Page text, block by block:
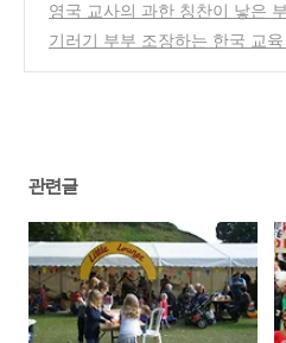
출신?
(28)
영국 교사의 과한 칭찬이 낳은
기러기 부부 조장하는 한국 교
관련글